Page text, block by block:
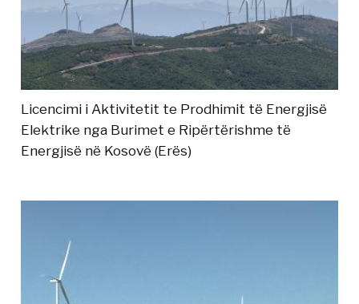
Licencimi i Aktivitetit te Prodhimit të Energjisë
Elektrike nga Burimet e Ripërtërishme të
Energjisë në Kosovë (Erës)